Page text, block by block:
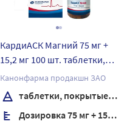
КардиАСК Магний 75 мг +
15,2 мг 100 шт. таблетки,
покрытые пленочной
оболочкой банка
Канонфарма продакшн ЗАО
таблетки, покрытые пленочной оболочкой
Дозировка 75 мг + 15,2 мг